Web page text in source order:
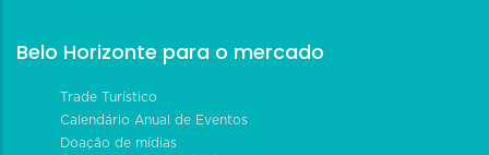
Belo Horizonte para o mercado
Trade Turístico
Calendário Anual de Eventos
Doação de mídias